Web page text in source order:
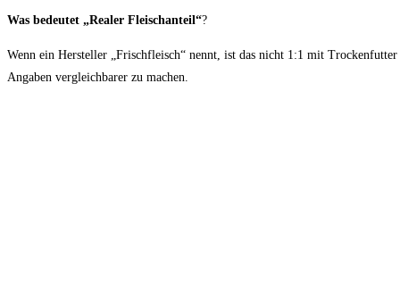
Was bedeutet „Realer Fleischanteil“?
Wenn ein Hersteller „Frischfleisch“ nennt, ist das nicht 1:1 mit
Angaben vergleichbarer zu machen.